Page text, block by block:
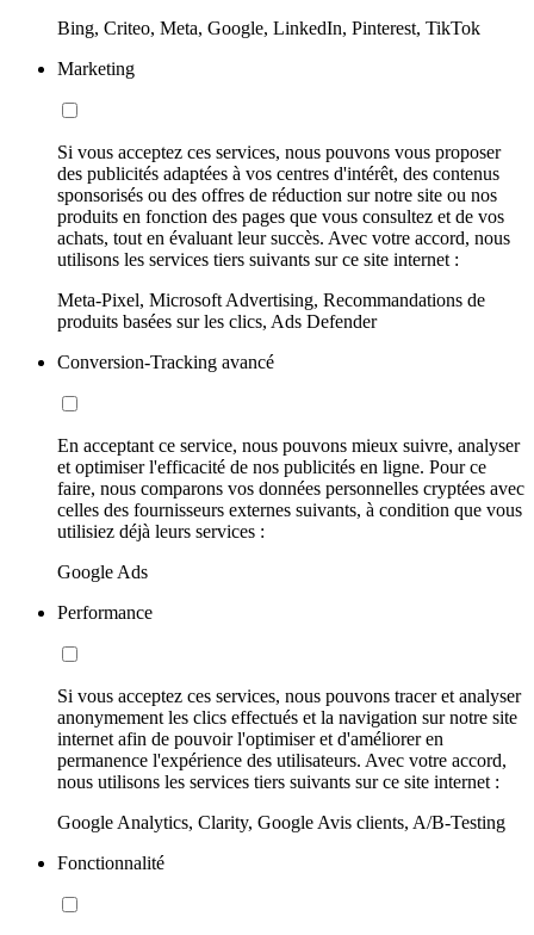
Bing, Criteo, Meta, Google, LinkedIn, Pinterest, TikTok
Marketing
Si vous acceptez ces services, nous pouvons vous proposer
des publicités adaptées à vos centres d'intérêt, des contenus
sponsorisés ou des offres de réduction sur notre site ou nos
produits en fonction des pages que vous consultez et de vos
achats, tout en évaluant leur succès. Avec votre accord, nous
utilisons les services tiers suivants sur ce site internet :
Meta-Pixel, Microsoft Advertising, Recommandations de
produits basées sur les clics, Ads Defender
Conversion-Tracking avancé
En acceptant ce service, nous pouvons mieux suivre, analyser
et optimiser l'efficacité de nos publicités en ligne. Pour ce
faire, nous comparons vos données personnelles cryptées avec
celles des fournisseurs externes suivants, à condition que vous
utilisiez déjà leurs services :
Google Ads
Performance
Si vous acceptez ces services, nous pouvons tracer et analyser
anonymement les clics effectués et la navigation sur notre site
internet afin de pouvoir l'optimiser et d'améliorer en
permanence l'expérience des utilisateurs. Avec votre accord,
nous utilisons les services tiers suivants sur ce site internet :
Google Analytics, Clarity, Google Avis clients, A/B-Testing
Fonctionnalité